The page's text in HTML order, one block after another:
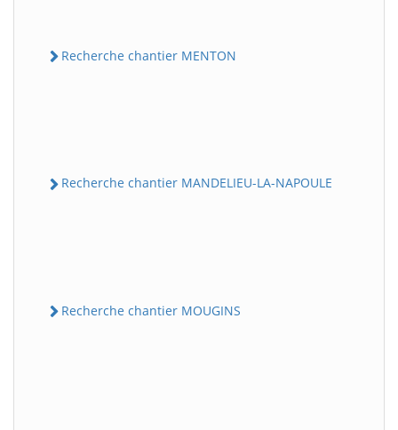
Recherche chantier MENTON
Recherche chantier MANDELIEU-LA-NAPOULE
Recherche chantier MOUGINS